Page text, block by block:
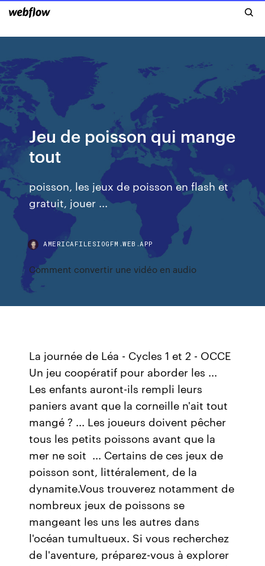
Jeu de poisson qui mange
tout
poisson, les jeux de poisson en flash et
gratuit, jouer ...
AMERICAFILESIOGFM.WEB.APP
Comment convertir une vidéo en audio
La journée de Léa - Cycles 1 et 2 - OCCE
Un jeu coopératif pour aborder les ...
Les enfants auront-ils rempli leurs
paniers avant que la corneille n'ait tout
mangé ? ... Les joueurs doivent pêcher
tous les petits poissons avant que la
mer ne soit ... Certains de ces jeux de
poisson sont, littéralement, de la
dynamite.Vous trouverez notamment de
nombreux jeux de poissons se
mangeant les uns les autres dans
l'océan tumultueux. Si vous recherchez
de l'aventure, préparez-vous à explorer